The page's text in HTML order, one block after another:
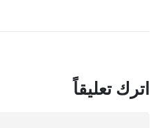
اترك تعليقاً